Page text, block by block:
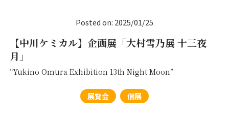
Posted on: 2025/01/25
【中川ケミカル】企画展「大村雪乃展 十三夜
月」
“Yukino Omura Exhibition 13th Night Moon”
展覧会 個展